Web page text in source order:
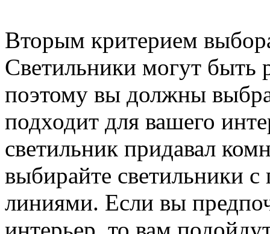
Вторым критерием
Светильники могут быть
поэтому вы должны
подходит для вашего
светильник придавал
выбирайте светильники
линиями. Если вы